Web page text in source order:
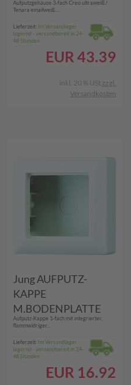
Aufputzgehäuse 3-fach Creo ultraweiß /
Tenara emailweiß....
Lieferzeit: Im Versandlager
lagernd - versandbereit in 24-
48 Stunden
EUR 43.39
inkl. 20 % USt zzgl.
Versandkosten
Jung AUFPUTZ-
KAPPE
M.BODENPLATTE
(AS 581 A WW)
Aufputz-Kappe 1-fach mit integrierter,
flammwidriger...
Lieferzeit: Im Versandlager
lagernd - versandbereit in 24-
48 Stunden
EUR 16.92